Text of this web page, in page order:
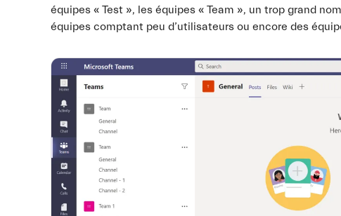
équipes « Test », les équipes « Team », un trop grand
équipes comptant peu d’utilisateurs ou encore des